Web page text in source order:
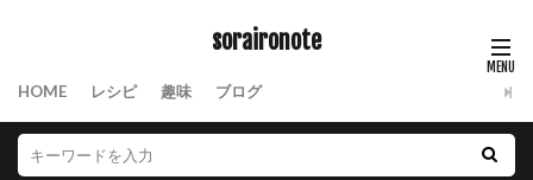
soraironote
HOME レシピ 趣味 ブログ